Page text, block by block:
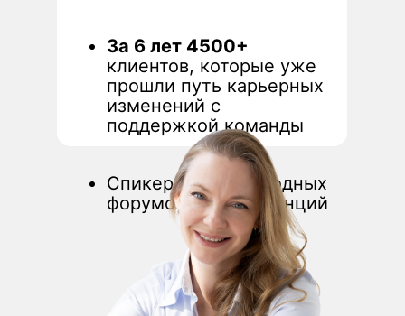
За 6 лет 4500+
клиентов, которые уже
прошли путь карьерных
изменений с
поддержкой команды
Спикер международных
форумов и конференций